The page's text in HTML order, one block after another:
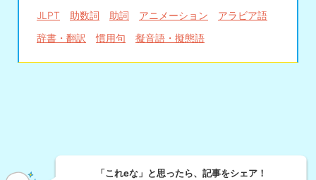
JLPT
助数詞 助詞 アニメーション
アラビア語
辞書・翻訳
慣用句 擬音語・擬態語
「これeな」と思ったら、記事をシェア！